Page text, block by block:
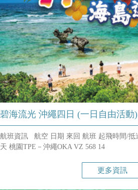
碧海流光 沖繩四日 (一日自由活動)
航班資訊 航空 日期 來回 航班 起飛時間/抵達時間 泰越捷航空 直飛 第1
天 桃園TPE－沖繩OKA VZ 568 14
更多資訊